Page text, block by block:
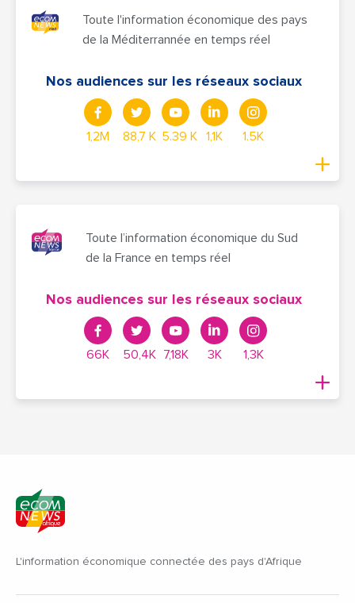
Toute l'information économique des pays
de la Méditerrannée en temps réel
Nos audiences sur les réseaux sociaux
1,2M 88,7 K 5.39 K 1,1K 1.5K
Toute l’information économique du Sud
de la France en temps réel
Nos audiences sur les réseaux sociaux
66K 50,4K 7,18K 3K 1,3K
L'information économique connectée des pays d'Afrique